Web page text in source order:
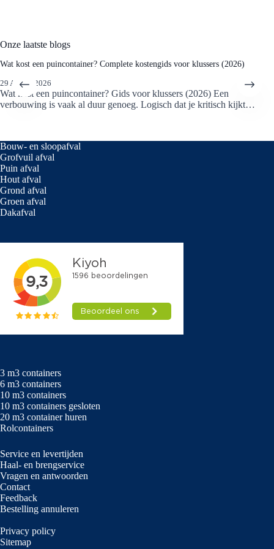
depot, dus goede afstemming werkt voor beide kanten.
Onze laatste blogs
Wat kost een puincontainer? Complete kostengids voor klussers (2026)
29 APRIL 2026
Wat kost een puincontainer? Gids voor klussers (2026) Een
verbouwing is vaak al duur genoeg. Logisch dat je kritisch kijkt…
Bouw- en sloopafval
Grofvuil afval
Puin afval
Hout afval
Grond afval
Groen afval
Dakafval
3 m3 containers
6 m3 containers
10 m3 containers
10 m3 containers gesloten
20 m3 container huren
Rolcontainers
Service en levertijden
Haal- en brengservice
Vragen en antwoorden
Contact
Feedback
Bestelling annuleren
Privacy policy
Sitemap